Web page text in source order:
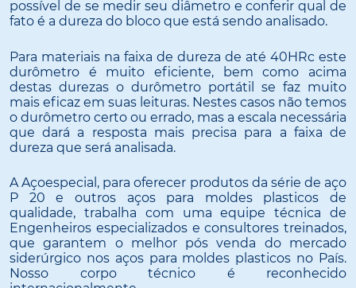
possível de se medir seu diâmetro e conferir qual de
fato é a dureza do bloco que está sendo analisado.
Para materiais na faixa de dureza de até 40HRc este
durômetro é muito eficiente, bem como acima
destas durezas o durômetro portátil se faz muito
mais eficaz em suas leituras. Nestes casos não temos
o durômetro certo ou errado, mas a escala necessária
que dará a resposta mais precisa para a faixa de
dureza que será analisada.
A Açoespecial, para oferecer produtos da série de aço
P 20 e outros aços para moldes plasticos de
qualidade, trabalha com uma equipe técnica de
Engenheiros especializados e consultores treinados,
que garantem o melhor pós venda do mercado
siderúrgico nos aços para moldes plasticos no País.
Nosso corpo técnico é reconhecido